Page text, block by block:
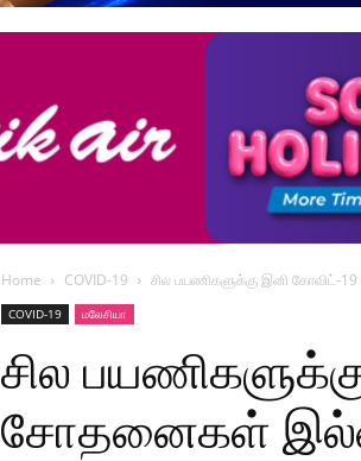
Home COVID-19 சில பயணிகளுக்கு இனி கோவிட்-
COVID-19 மலேசியா
சில
சோதனைகள்